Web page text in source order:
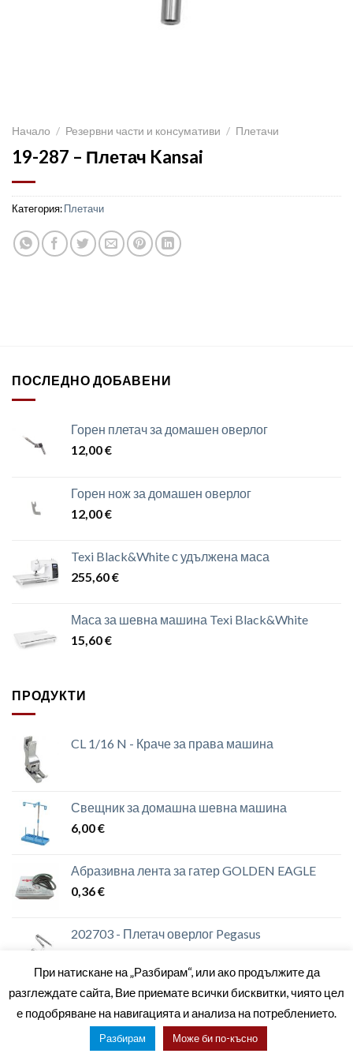
Начало / Резервни части и консумативи / Плетачи
19-287 – Плетач Kansai
Категория:Плетачи
ПОСЛЕДНО ДОБАВЕНИ
Горен плетач за домашен оверлог
12,00€
Горен нож за домашен оверлог
12,00€
Texi Black&White с удължена маса
255,60€
Маса за шевна машина Texi Black&White
15,60€
ПРОДУКТИ
CL 1/16 N - Краче за права машина
Свещник за домашна шевна машина
6,00€
Абразивна лента за гатер GOLDEN EAGLE
0,36€
202703 - Плетач оверлог Pegasus
ЗА НАС МАГАЗИНИ КОНТАКТИ ОБЩИ УСЛОВИЯ
Copyright 2026 ©setas2016.com
При натискане на „Разбирам“, или ако продължите да
разглеждате сайта, Вие приемате всички бисквитки, чиято цел
е подобряване на навигацията и анализа на потреблението.
Разбирам Може би по-късно